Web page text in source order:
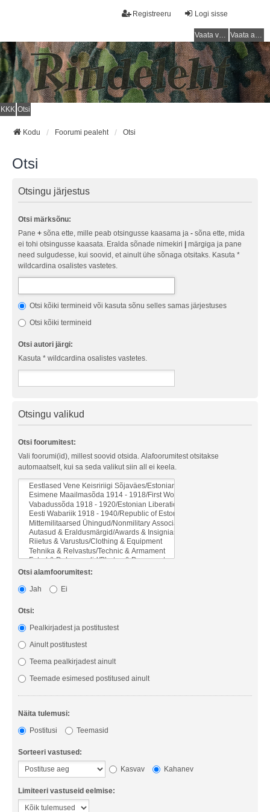
Logi sisse
Registreeru
Vaata vastamata teemasi Vaata aktiivseid teemasid
KKK Otsi
Kodu Foorumi pealeht Otsi
Otsi
Otsingu järjestus
Otsi märksõnu:
Pane + sõna ette, mille peab otsingusse kaasama ja - sõna ette, mida
ei tohi otsingusse kaasata. Eralda sõnade nimekiri
märgiga ja pane
need sulgudesse, kui soovid, et ainult ühe sõnaga otsitaks. Kasuta *
wildcardina osalistes vastetes.
Otsi kõiki termineid või kasuta sõnu selles samas järjestuses
Otsi kõiki termineid
Otsi autori järgi:
Kasuta * wildcardina osalistes vastetes.
Otsingu valikud
Otsi foorumitest:
Vali foorumi(id), millest soovid otsida. Alafoorumitest otsitakse
automaatselt, kui sa seda valikut siin all ei keela.
Otsi alamfoorumitest:
Jah
Ei
Otsi:
Pealkirjadest ja postitustest
Ainult postitustest
Teema pealkirjadest ainult
Teemade esimesed postitused ainult
Näita tulemusi:
Postitusi
Teemasid
Sorteeri vastused:
Kasvav
Kahanev
Limiteeri vastuseid eelmise: